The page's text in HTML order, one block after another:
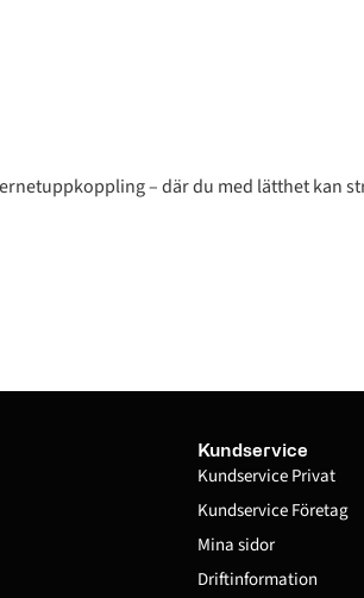
– där du med lätthet kan
Kundservice
Kundservice Privat
Kundservice Företag
Mina sidor
Driftinformation